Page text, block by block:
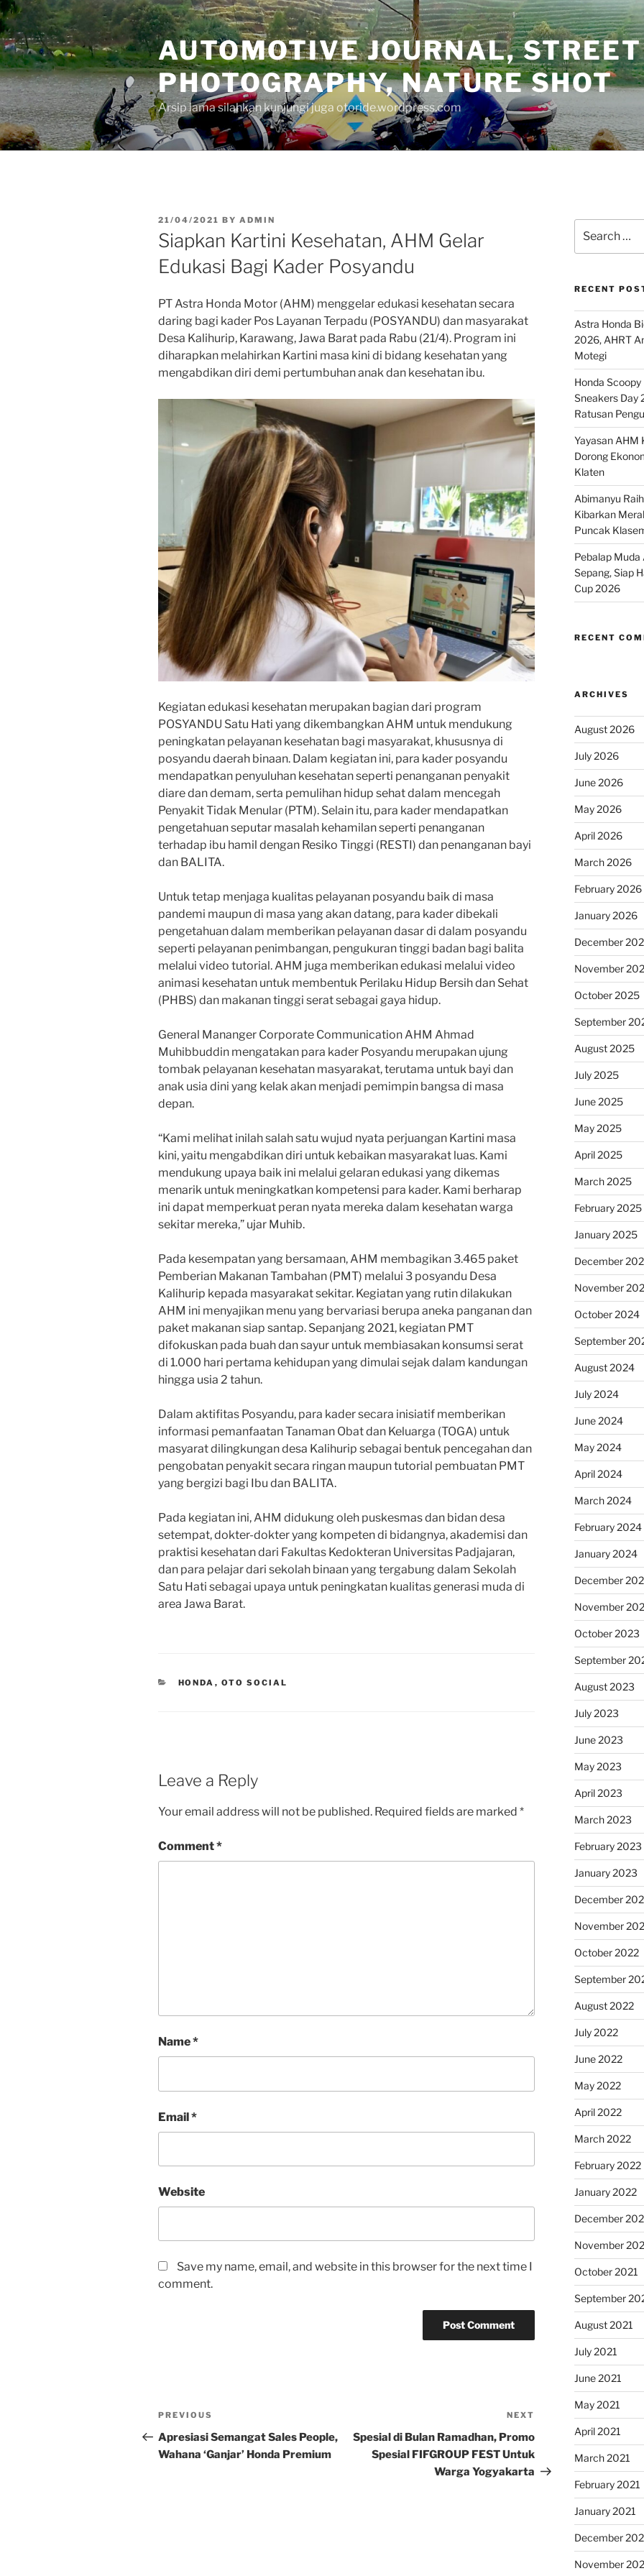
Skip
to
content
AUTOMOTIVE JOURNAL, STREET
PHOTOGRAPHY, NATURE SHOT
Arsip lama silahkan kunjungi juga otoride.wordpress.com
POSTED
ON
21/04/2021 BY ADMIN
Siapkan Kartini Kesehatan, AHM Gelar
Edukasi Bagi Kader Posyandu
PT Astra Honda Motor (AHM) menggelar edukasi kesehatan secara
daring bagi kader Pos Layanan Terpadu (POSYANDU) dan masyarakat
Desa Kalihurip, Karawang, Jawa Barat pada Rabu (21/4). Program ini
diharapkan melahirkan Kartini masa kini di bidang kesehatan yang
mengabdikan diri demi pertumbuhan anak dan kesehatan ibu.
Kegiatan edukasi kesehatan merupakan bagian dari program
POSYANDU Satu Hati yang dikembangkan AHM untuk mendukung
peningkatan pelayanan kesehatan bagi masyarakat, khususnya di
posyandu daerah binaan. Dalam kegiatan ini, para kader posyandu
mendapatkan penyuluhan kesehatan seperti penanganan penyakit
diare dan demam, serta pemulihan hidup sehat dalam mencegah
Penyakit Tidak Menular (PTM). Selain itu, para kader mendapatkan
pengetahuan seputar masalah kehamilan seperti penanganan
terhadap ibu hamil dengan Resiko Tinggi (RESTI) dan penanganan bayi
dan BALITA.
Untuk tetap menjaga kualitas pelayanan posyandu baik di masa
pandemi maupun di masa yang akan datang, para kader dibekali
pengetahuan dalam memberikan pelayanan dasar di dalam posyandu
seperti pelayanan penimbangan, pengukuran tinggi badan bagi balita
melalui video tutorial. AHM juga memberikan edukasi melalui video
animasi kesehatan untuk membentuk Perilaku Hidup Bersih dan Sehat
(PHBS) dan makanan tinggi serat sebagai gaya hidup.
General Mananger Corporate Communication AHM Ahmad
Muhibbuddin mengatakan para kader Posyandu merupakan ujung
tombak pelayanan kesehatan masyarakat, terutama untuk bayi dan
anak usia dini yang kelak akan menjadi pemimpin bangsa di masa
depan.
“Kami melihat inilah salah satu wujud nyata perjuangan Kartini masa
kini, yaitu mengabdikan diri untuk kebaikan masyarakat luas. Kami
mendukung upaya baik ini melalui gelaran edukasi yang dikemas
menarik untuk meningkatkan kompetensi para kader. Kami berharap
ini dapat memperkuat peran nyata mereka dalam kesehatan warga
sekitar mereka,” ujar Muhib.
Pada kesempatan yang bersamaan, AHM membagikan 3.465 paket
Pemberian Makanan Tambahan (PMT) melalui 3 posyandu Desa
Kalihurip kepada masyarakat sekitar. Kegiatan yang rutin dilakukan
AHM ini menyajikan menu yang bervariasi berupa aneka panganan dan
paket makanan siap santap. Sepanjang 2021, kegiatan PMT
difokuskan pada buah dan sayur untuk membiasakan konsumsi serat
di 1.000 hari pertama kehidupan yang dimulai sejak dalam kandungan
hingga usia 2 tahun.
Dalam aktifitas Posyandu, para kader secara inisiatif memberikan
informasi pemanfaatan Tanaman Obat dan Keluarga (TOGA) untuk
masyarat dilingkungan desa Kalihurip sebagai bentuk pencegahan dan
pengobatan penyakit secara ringan maupun tutorial pembuatan PMT
yang bergizi bagi Ibu dan BALITA.
Pada kegiatan ini, AHM didukung oleh puskesmas dan bidan desa
setempat, dokter-dokter yang kompeten di bidangnya, akademisi dan
praktisi kesehatan dari Fakultas Kedokteran Universitas Padjajaran,
dan para pelajar dari sekolah binaan yang tergabung dalam Sekolah
Satu Hati sebagai upaya untuk peningkatan kualitas generasi muda di
area Jawa Barat.
CATEGORIES
HONDA , OTO SOCIAL
Leave a Reply
Your email address will not be published. Required fields are marked *
Comment*
Name*
Email*
Website
Save my name, email, and website in this browser for the next time I
comment.
Post
navigation
Previous
Post
PREVIOUS
Apresiasi Semangat Sales People,
Wahana ‘Ganjar’ Honda Premium
Post
NEXT
Spesial di Bulan Ramadhan, Promo
Spesial FIFGROUP FEST Untuk
Warga Yogyakarta
for:
RECENT
Astra Honda
2026, AHRT
Motegi
Honda
Sneakers Day
Ratusan
Yayasan AHM
Dorong
Klaten
Abimanyu
Kibarkan
Puncak
Pebalap Muda
Sepang, Siap
Cup 2026
RECENT
ARCHIVES
August 2026
July 2026
June 2026
May 2026
April 2026
March 2026
February 2026
January 2026
December
November
October 2025
September
August 2025
July 2025
June 2025
May 2025
April 2025
March 2025
February 2025
January 2025
December
November
October 2024
September
August 2024
July 2024
June 2024
May 2024
April 2024
March 2024
February 2024
January 2024
December
November
October 2023
September
August 2023
July 2023
June 2023
May 2023
April 2023
March 2023
February 2023
January 2023
December
November
October 2022
September
August 2022
July 2022
June 2022
May 2022
April 2022
March 2022
February 2022
January 2022
December
November
October 2021
September
August 2021
July 2021
June 2021
May 2021
April 2021
March 2021
February 2021
January 2021
December
November